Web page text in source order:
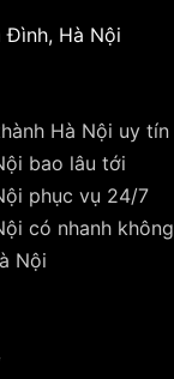
Đình, Hà Nội
Hà Nội uy tín
bao lâu tới
phục vụ 24/7
có nhanh không
Nội